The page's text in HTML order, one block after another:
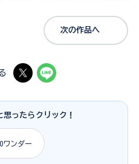
次の作品へ
ったらクリック！
ワンダー